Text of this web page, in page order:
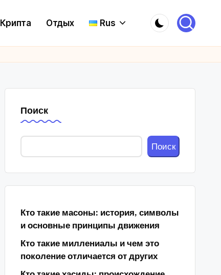
Крипта Отдых Rus
Поиск
Поиск
Кто такие масоны: история, символы
и основные принципы движения
Кто такие миллениалы и чем это
поколение отличается от других